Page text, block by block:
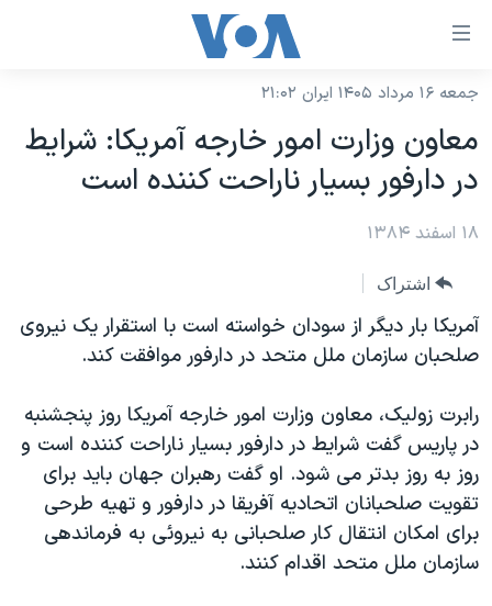
لینکهای
دسترسی
جهش
محتوای
اصلی
صفحه
اصلی
جهش
جستجو
نسخه سبک وب‌سایت
موضوع ها
ایران
آمریکا
جهان
ورزشی
ویژه برنامه‌ها
ویدیوها
فرهنگ و زندگی
حقوق شهروندی
برنامه های تلویزیونی
جدول برنامه ها
صفحه‌های ویژه
جام جهانی ۲۰۲۶
۲۵۰سالگی آمریکا
بایگانی برنامه‌های تلویزیونی
مستندها
انتخابات ریاست جمهوری آمریکا ۲۰۲۴
فرکانس‌های صدای آمریکا
یادگیری زبان انگلیسی
دنبال کنید
جمعه ۱۶ مرداد ۱۴۰۵ ایران ۲۱:۰۲
معاون وزارت امور خارجه آمريکا: شرايط
در دارفور بسيار ناراحت کننده است
۱۸ اسفند ۱۳۸۴
اشتراک
آمریکا بار دیگر از سودان خواسته است با استقرار یک نیروی
صلحبان سازمان ملل متحد در دارفور موافقت کند.
رابرت زولیک، معاون وزارت امور خارجه آمریکا روز پنجشنبه
در پاریس گفت شرایط در دارفور بسیار ناراحت کننده است و
روز به روز بدتر می شود. او گفت رهبران جهان باید برای
تقویت صلحبانان اتحادیه آفریقا در دارفور و تهیه طرحی
برای امکان انتقال کار صلحبانی به نیروئی به فرماندهی
سازمان ملل متحد اقدام کنند.